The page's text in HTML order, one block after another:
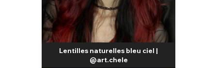
Lentilles naturelles bleu ciel |
@art.chele